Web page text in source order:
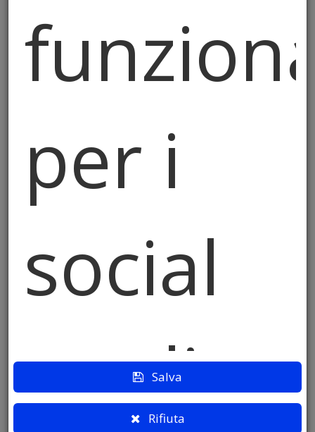
iniziare a gareggiare e ad entrare nell’
ambito di questa disciplina che col tempo gli
ha permesso di diventare un vero
professionista.
località collinare del comune di Villa D’Alme
in provincia di Bergamo.
Nel 1986 viene sponsorizzata dalla discoteca
campionato italiano a Verona classificandosi
al 2° posto e l’anno successivo, con notevole
merito, si aggiudica il primo titolo italiano.
Nel 1991 cambia sponsor, passando da
Dal 1993 ad oggi, la squadra, sempre
capitanata da Walter, va sempre via via
perfezionandosi raggiungendo traguardi di
alto livello e partecipando anche a varie
trasmissioni televisive su reti Rai e Mediaset.
per i
social
media
Salva
Rifiuta